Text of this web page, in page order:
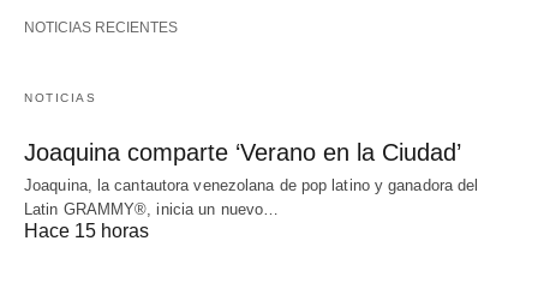
NOTICIAS RECIENTES
NOTICIAS
Joaquina comparte ‘Verano en la Ciudad’
Joaquina, la cantautora venezolana de pop latino y ganadora del
Latin GRAMMY®, inicia un nuevo…
Hace 15 horas